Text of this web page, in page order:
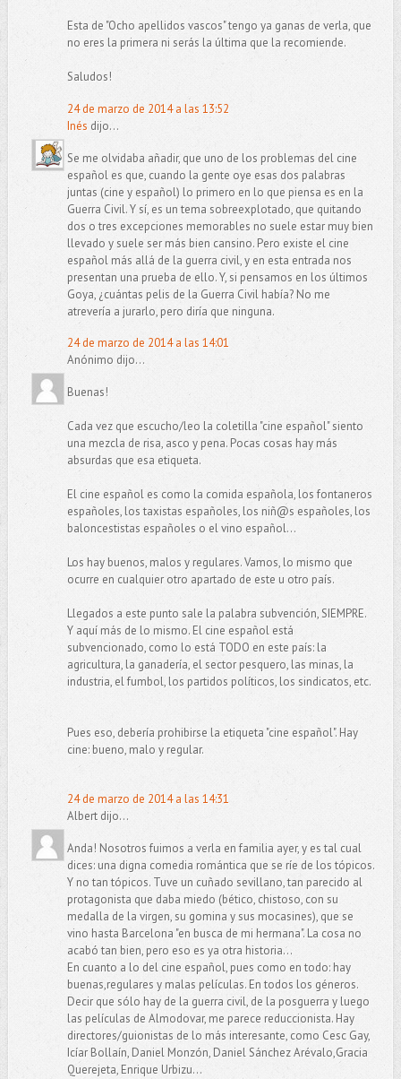
Esta de "Ocho apellidos vascos" tengo ya ganas de verla, que
no eres la primera ni serás la última que la recomiende.
Saludos!
24 de marzo de 2014 a las 13:52
Inés dijo...
Se me olvidaba añadir, que uno de los problemas del cine
español es que, cuando la gente oye esas dos palabras
juntas (cine y español) lo primero en lo que piensa es en la
Guerra Civil. Y sí, es un tema sobreexplotado, que quitando
dos o tres excepciones memorables no suele estar muy bien
llevado y suele ser más bien cansino. Pero existe el cine
español más allá de la guerra civil, y en esta entrada nos
presentan una prueba de ello. Y, si pensamos en los últimos
Goya, ¿cuántas pelis de la Guerra Civil había? No me
atrevería a jurarlo, pero diría que ninguna.
24 de marzo de 2014 a las 14:01
Anónimo dijo...
Buenas!
Cada vez que escucho/leo la coletilla "cine español" siento
una mezcla de risa, asco y pena. Pocas cosas hay más
absurdas que esa etiqueta.
El cine español es como la comida española, los fontaneros
españoles, los taxistas españoles, los niñ@s españoles, los
baloncestistas españoles o el vino español...
Los hay buenos, malos y regulares. Vamos, lo mismo que
ocurre en cualquier otro apartado de este u otro país.
Llegados a este punto sale la palabra subvención, SIEMPRE.
Y aquí más de lo mismo. El cine español está
subvencionado, como lo está TODO en este país: la
agricultura, la ganadería, el sector pesquero, las minas, la
industria, el fumbol, los partidos políticos, los sindicatos, etc.
Pues eso, debería prohibirse la etiqueta "cine español". Hay
cine: bueno, malo y regular.
24 de marzo de 2014 a las 14:31
Albert dijo...
Anda! Nosotros fuimos a verla en familia ayer, y es tal cual
dices: una digna comedia romántica que se ríe de los tópicos.
Y no tan tópicos. Tuve un cuñado sevillano, tan parecido al
protagonista que daba miedo (bético, chistoso, con su
medalla de la virgen, su gomina y sus mocasines), que se
vino hasta Barcelona "en busca de mi hermana". La cosa no
acabó tan bien, pero eso es ya otra historia...
En cuanto a lo del cine español, pues como en todo: hay
buenas,regulares y malas películas. En todos los géneros.
Decir que sólo hay de la guerra civil, de la posguerra y luego
las películas de Almodovar, me parece reduccionista. Hay
directores/guionistas de lo más interesante, como Cesc Gay,
Icíar Bollaín, Daniel Monzón, Daniel Sánchez Arévalo,Gracia
Querejeta, Enrique Urbizu...